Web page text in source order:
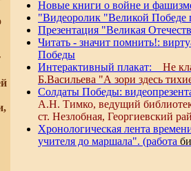
Новые книги о войне и
"Видеоролик "Великой Победе
Презентация "Великая
Читать - значит помнить!:
Победы
Интерактивный плакат:
Не
Б.Васильева "А зори здесь
Солдаты Победы:
А.Н. Тимко, ведущий
ст. Незлобная, Георгиевский
Хронологическая лента
учителя до маршала". (работа